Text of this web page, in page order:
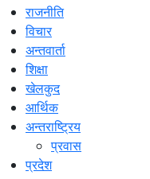
राजनीति
विचार
अन्तवार्ता
शिक्षा
खेलकुद
आर्थिक
अन्तराष्ट्रिय
प्रवास
प्रदेश